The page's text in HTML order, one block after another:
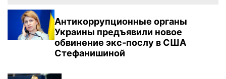
Антикоррупционные органы
Украины предъявили новое
обвинение экс-послу в США
Стефанишиной